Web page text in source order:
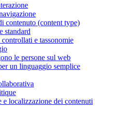
contenuto (content type)
standard
e tassonomie
le persone sul web
un linguaggio semplice
e localizzazione dei contenuti